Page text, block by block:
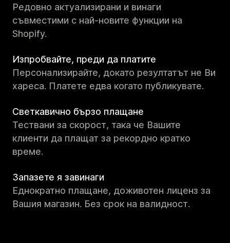
Редовно актуализирани и винаги
съвместими с най-новите функции на
Shopify.
Изпробвайте, преди да платите
Персонализирайте, докато резултатът не Ви
хареса. Платете едва когато публикувате.
Светкавично бързо плащане
Тествани за скорост, така че Вашите
клиенти да плащат за рекордно кратко
време.
Запазете я завинаги
Еднократно плащане, доживотен лиценз за
Вашия магазин. Без срок на валидност.